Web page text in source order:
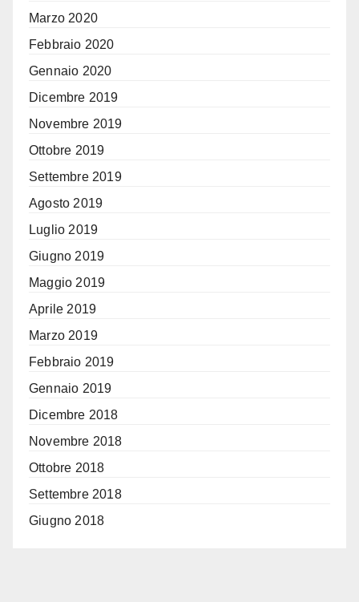
Marzo 2020
Febbraio 2020
Gennaio 2020
Dicembre 2019
Novembre 2019
Ottobre 2019
Settembre 2019
Agosto 2019
Luglio 2019
Giugno 2019
Maggio 2019
Aprile 2019
Marzo 2019
Febbraio 2019
Gennaio 2019
Dicembre 2018
Novembre 2018
Ottobre 2018
Settembre 2018
Giugno 2018